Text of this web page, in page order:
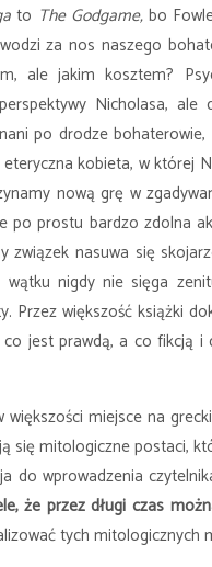
to The Godgame, bo
za nos naszego
ale jakim kosztem?
Nicholasa,
po drodze
kobieta, w której
nową grę w
po prostu bardzo zdolna
związek nasuwa się
nigdy nie sięga
Przez większość książki
jest prawdą, a co fikcją
większości miejsce na
się mitologiczne postaci,
do wprowadzenia
że przez długi czas
tych